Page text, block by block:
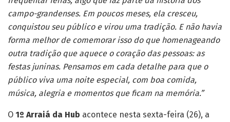
campo-grandenses. Em poucos meses, ela cresceu,
conquistou seu público e virou uma tradição. E não havia
forma melhor de comemorar isso do que homenageando
outra tradição que aquece o coração das pessoas: as
festas juninas. Pensamos em cada detalhe para que o
público viva uma noite especial, com boa comida,
música, alegria e momentos que ficam na memória.”
O 1º Arraiá da Hub acontece nesta sexta-feira (26), a